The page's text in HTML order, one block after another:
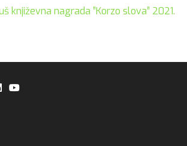
književna nagrada ”Korzo slova” 2021.